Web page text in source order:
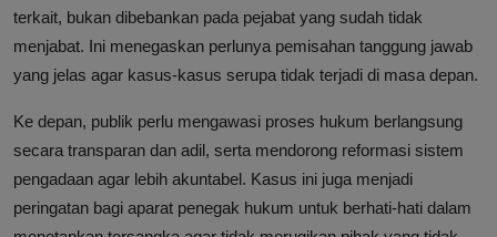
terkait, bukan dibebankan pada pejabat yang sudah tidak
menjabat. Ini menegaskan perlunya pemisahan tanggung jawab
yang jelas agar kasus-kasus serupa tidak terjadi di masa depan.
Ke depan, publik perlu mengawasi proses hukum berlangsung
secara transparan dan adil, serta mendorong reformasi sistem
pengadaan agar lebih akuntabel. Kasus ini juga menjadi
peringatan bagi aparat penegak hukum untuk berhati-hati dalam